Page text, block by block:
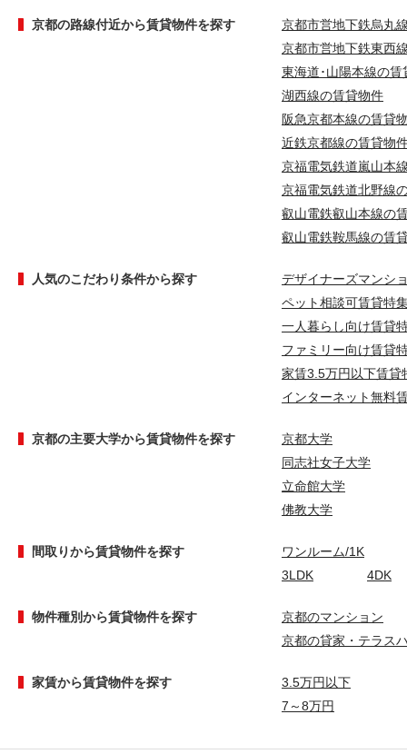
京都の路線付近から賃貸物件を探す
京都市営地下鉄烏丸
京都市営地下鉄東西
東海道･山陽本線の賃
湖西線の賃貸物件
阪急京都本線の賃貸
近鉄京都線の賃貸物
京福電気鉄道嵐山本
京福電気鉄道北野線
叡山電鉄叡山本線の
叡山電鉄鞍馬線の賃
人気のこだわり条件から探す
デザイナーズマンシ
ペット相談可賃貸特
一人暮らし向け賃貸
ファミリー向け賃貸
家賃3.5万円以下賃貸
インターネット無料
京都の主要大学から賃貸物件を探す
京都大学
同志社女子大学
立命館大学
佛教大学
間取りから賃貸物件を探す
ワンルーム/1K
3LDK
4DK
物件種別から賃貸物件を探す
京都のマンション
京都の貸家・テラス
家賃から賃貸物件を探す
3.5万円以下
7～8万円